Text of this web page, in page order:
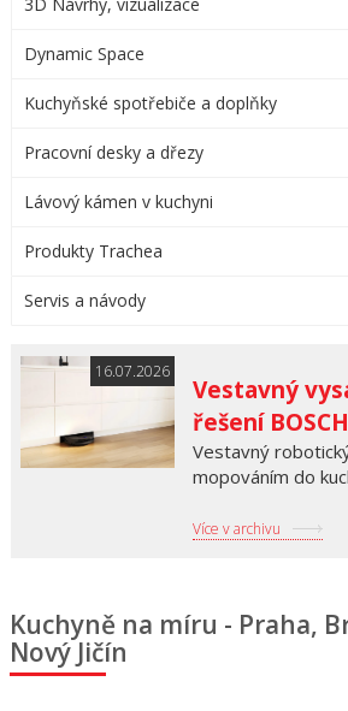
Dynamic Space
Kuchyňské spotřebiče a doplňky
Pracovní desky a dřezy
Lávový kámen v kuchyni
Produkty Trachea
Servis a návody
16.07.2026
Vestavný
řešení BOSCH
Vestavný
mopováním do
Více v archivu
Kuchyně na míru - Praha,
Nový Jičín